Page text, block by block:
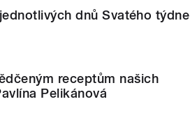
dnů Svatého týdne
receptům našich
Pelikánová